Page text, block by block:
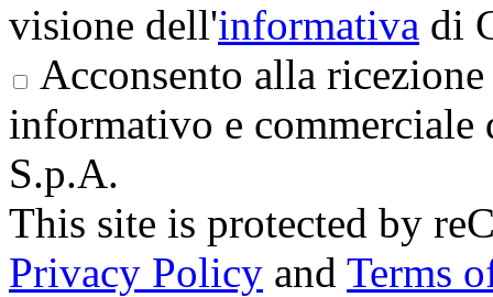
visione dell'informativa di
Acconsento alla
informativo e
S.p.A.
This site is protected by
Privacy Policy and Terms